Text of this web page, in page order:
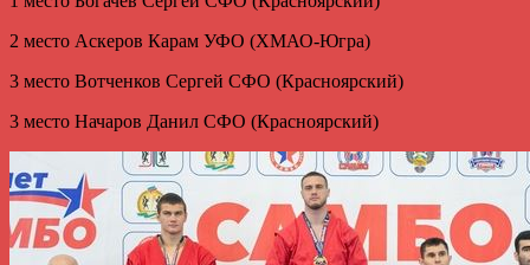
2 место Аскеров Карам УФО (ХМАО-Югра)
3 место Вотченков Сергей СФО (Красноярский)
3 место Начаров Данил СФО (Красноярский)